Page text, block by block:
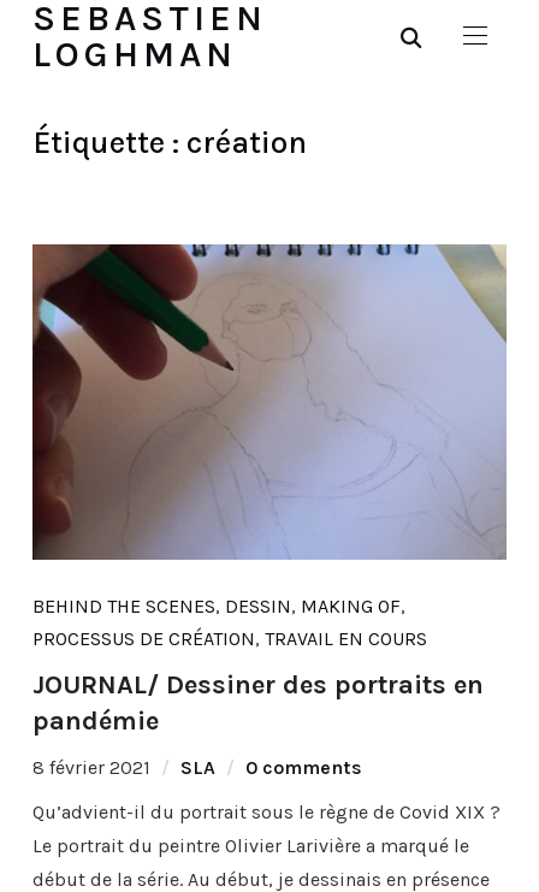
SEBASTIEN
LOGHMAN
Étiquette : création
BEHIND THE SCENES, DESSIN, MAKING OF,
PROCESSUS DE CRÉATION, TRAVAIL EN COURS
JOURNAL/ Dessiner des portraits en
pandémie
8 février 2021 SLA
0 comments
Qu’advient-il du portrait sous le règne de Covid XIX ?
Le portrait du peintre Olivier Larivière a marqué le
début de la série. Au début, je dessinais en présence